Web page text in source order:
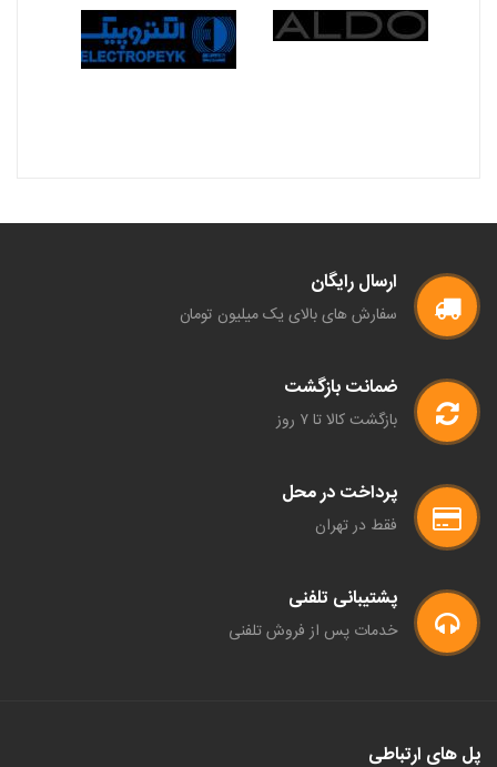
ارسال رایگان
سفارش های بالای یک میلیون تومان
ضمانت بازگشت
بازگشت کالا تا ۷ روز
پرداخت در محل
فقط در تهران
پشتیبانی تلفنی
خدمات پس از فروش تلفنی
پل های ارتباطی